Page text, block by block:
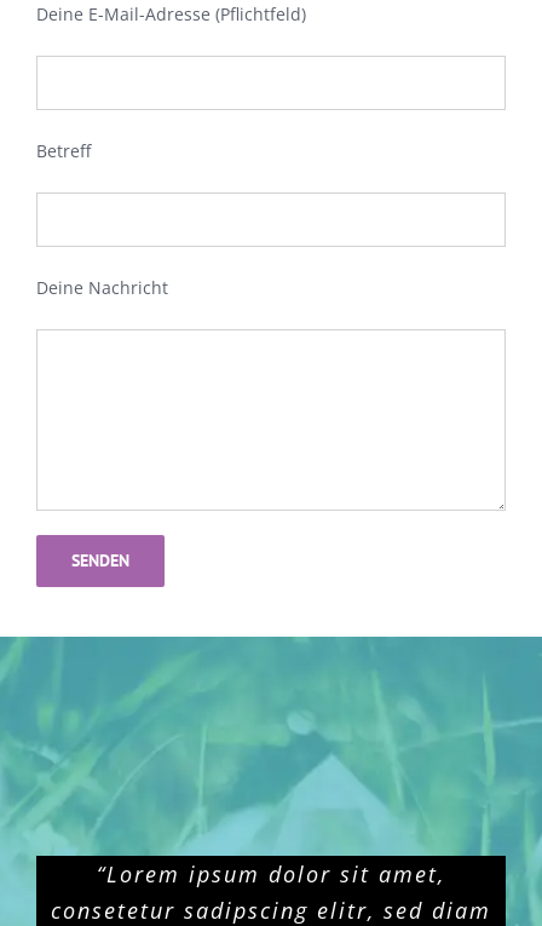
Deine E-Mail-Adresse (Pflichtfeld)
Betreff
Deine Nachricht
“Lorem ipsum dolor sit amet,
consetetur sadipscing elitr, sed diam